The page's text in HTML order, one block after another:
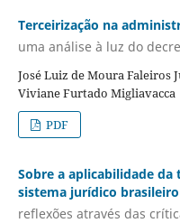
Terceirização na
uma análise à luz do
José Luiz de Moura Faleiros
Viviane Furtado Migliavacca
PDF
Sobre a aplicabilidade
sistema jurídico brasileiro
reflexões através das